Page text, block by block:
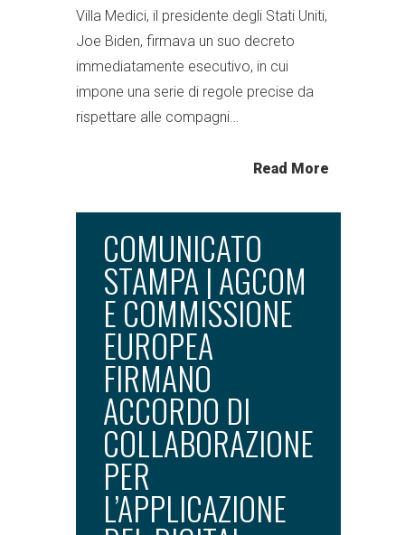
Villa Medici, il presidente degli Stati Uniti,
Joe Biden, firmava un suo decreto
immediatamente esecutivo, in cui
impone una serie di regole precise da
rispettare alle compagni…
Read More
COMUNICATO
STAMPA | AGCOM
E COMMISSIONE
EUROPEA
FIRMANO
ACCORDO DI
COLLABORAZIONE
PER
L’APPLICAZIONE